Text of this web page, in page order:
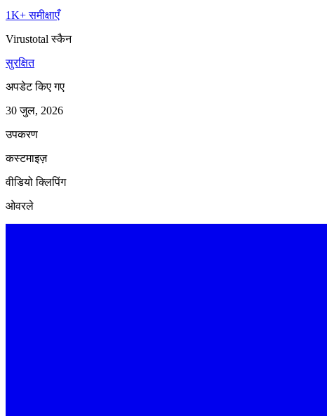
1K+ समीक्षाएँ
Virustotal स्कैन
सुरक्षित
अपडेट किए गए
30 जुल, 2026
उपकरण
कस्टमाइज़
वीडियो क्लिपिंग
ओवरले